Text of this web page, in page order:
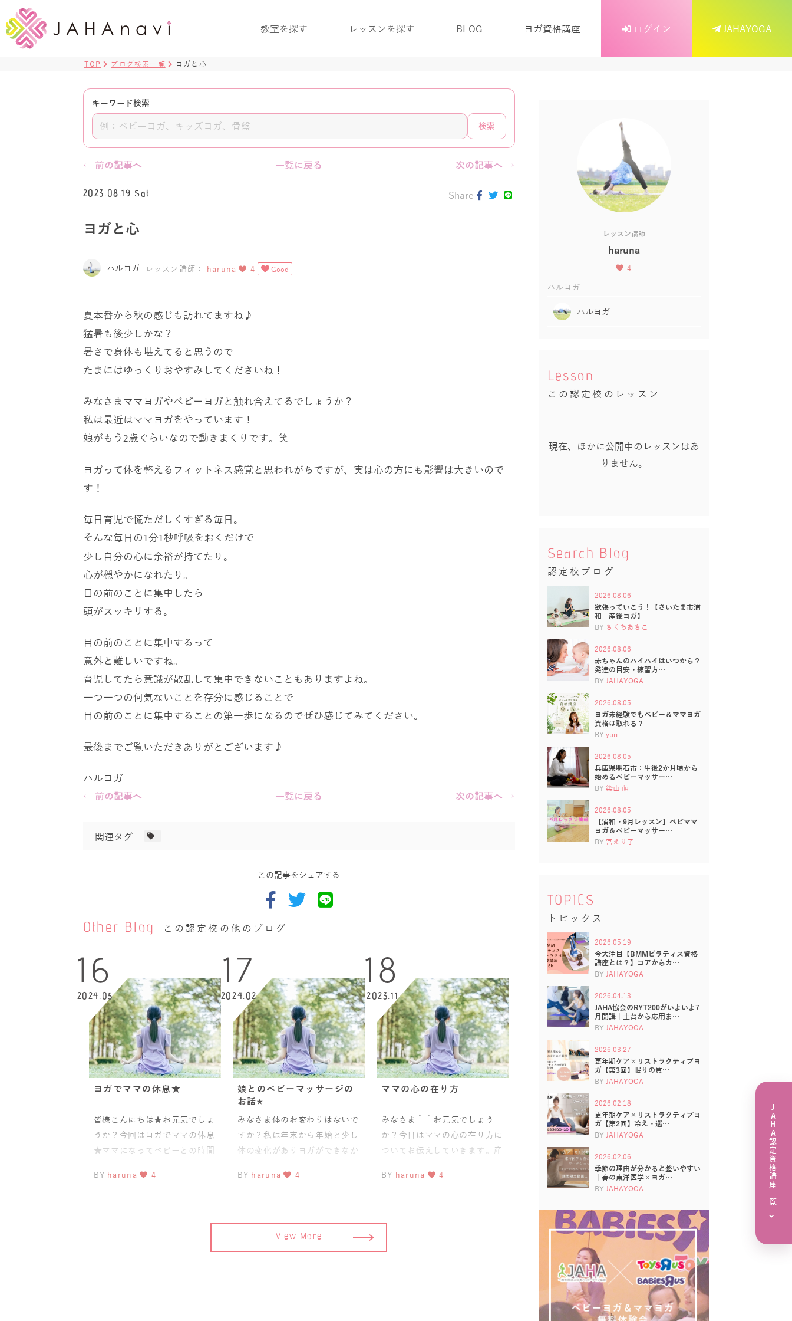
教室を探す レッスンを探す BLOG ヨガ資格講座 ログイン JAHAYOGA
TOP ブログ検索一覧 ヨガと心
キーワード検索
検索
← 前の記事へ 一覧に戻る 次の記事へ →
2023.08.19 Sat
ヨガと心
ハルヨガ レッスン講師： haruna 4 Good
Share
夏本番から秋の感じも訪れてますね♪
猛暑も後少しかな？
暑さで身体も堪えてると思うので
たまにはゆっくりおやすみしてくださいね！
みなさまママヨガやベビーヨガと触れ合えてるでしょうか？
私は最近はママヨガをやっています！
娘がもう 2歳ぐらいなので動きまくりです。笑
ヨガって体を整えるフィットネス感覚と思われがちですが、実は心の方にも影響は大きいので
す！
毎日育児で慌ただしくすぎる毎日。
そんな毎日の1分1秒呼吸をおくだけで
少し自分の心に余裕が持てたり。
心が穏やかになれたり。
目の前のことに集中したら
頭がスッキリする。
目の前のことに集中するって
意外と難しいですね。
育児してたら意識が散乱して集中できないこともありますよね。
一つ一つの何気ないことを存分に感じることで
目の前のことに集中することの第一歩になるのでぜひ感じてみてください。
最後までご覧いただきありがとございます♪
ハルヨガ
← 前の記事へ 一覧に戻る 次の記事へ →
関連タグ
この記事をシェアする
Other Blog この認定校の他のブログ
16
2024.05
ヨガでママの休息★
皆様こんにちは★お元気でしょ
うか？今回はヨガでママの休息
★ママになってベビーとの時間
いつもママのエンジンがかかり
BY haruna 4
17
2024.02
娘とのベビーマッサージの
お話⭐︎
みなさま体のお変わりはないで
すか？私は年末から年始と少し
体の変化がありヨガができなか
たりからまたヨガを再開してま
BY haruna 4
18
2023.11
ママの心の在り方
みなさま＾＾お元気でしょう
か？今日はママの心の在り方に
ついてお伝えしていきます。産
前より心が乱れやすい。。。体
BY haruna 4
View More
レッスン講師
haruna
4
ハルヨガ
ハルヨガ
Lesson
この認定校のレッスン
現在、ほかに公開中のレッスンはあ
りません。
Search Blog
認定校ブログ
2026.08.06
欲張っていこう！【さいたま市浦
和 産後ヨガ】
BY きくちあきこ
2026.08.06
赤ちゃんのハイハイはいつから？
発達の目安・練習方…
BY JAHAYOGA
2026.08.05
ヨガ未経験でもベビー＆ママヨガ
資格は取れる？
BY yuri
2026.08.05
兵庫県明石市：生後2か月頃から
始めるベビーマッサー…
BY 築山 萌
2026.08.05
【浦和・9月レッスン】ベビママ
ヨガ＆ベビーマッサー…
BY 宮えり子
TOPICS
トピックス
2026.05.19
今大注目【BMMピラティス資格
講座とは？】コアからカ…
BY JAHAYOGA
2026.04.13
JAHA協会のRYT200がいよいよ7
月開講｜土台から応用ま…
BY JAHAYOGA
2026.03.27
更年期ケア×リストラクティブヨ
ガ【第3回】眠りの質…
BY JAHAYOGA
2026.02.18
更年期ケア×リストラクティブヨ
ガ【第2回】冷え・巡…
BY JAHAYOGA
2026.02.06
季節の理由が分かると整いやすい
｜春の東洋医学×ヨガ…
BY JAHAYOGA JAHA認定資格講座一覧
›